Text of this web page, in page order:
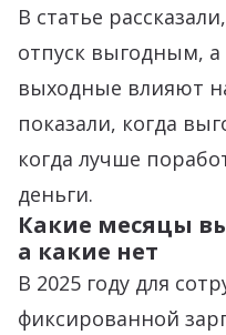
В статье
отпуск выгодным, а
выходные влияют
показали, когда
когда лучше
деньги.
Какие месяцы
а какие нет
В 2025 году для
фиксированной